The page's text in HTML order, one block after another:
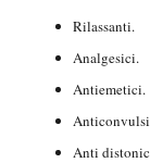
Rilassanti.
Analgesici.
Antiemetici.
Anti